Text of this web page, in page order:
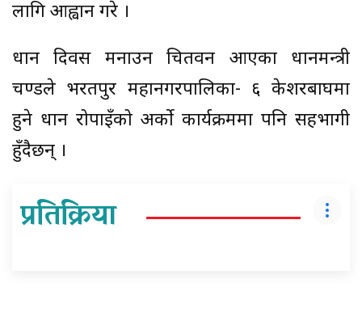
लागि आह्वान गरे ।
धान दिवस मनाउन चितवन आएका प्रधानमन्त्री
प्रचण्डले भरतपुर महानगरपालिका- ६ केशरबाघमा
हुने धान रोपाइँको अर्को कार्यक्रममा पनि सहभागी
हुँदैछन् ।
प्रतिक्रिया